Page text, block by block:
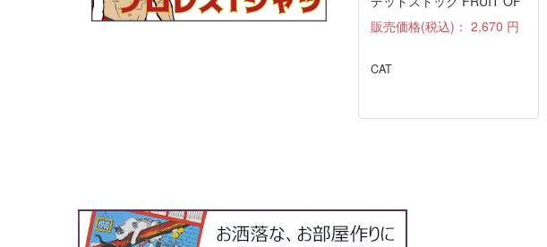
販売価格(税込)： 2,670 円
CAT